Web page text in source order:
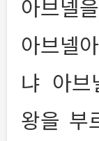
아브넬
아브넬
냐 아브
왕을 부